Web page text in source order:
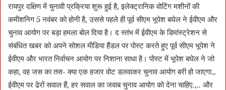
रायपुर दक्षिण में चुनावी प्रक्रिया शुरू हुई है, इलेक्ट्रानिक वोटिंग मशीनों की
कमीशनिग 5 नवंबर को होनी है, उससे पहले ही पूर्व सीएम भूपेश बघेल ने ईवीएम और
चुनाव आयोग पर बड़ा हमला बोल दिया है। द स्तंभ में ईवीएम के डिमांस्ट्रेशन से
संबंधित खबर को अपने सोशल मीडिया हैंडल पर पोस्ट करते हुए पूर्व सीएम भूपेश ने
ईवीएम और भारत निर्वाचन आयोग पर निशाना साधा है। पोस्ट में भूपेश बघेल ने जो
कहा, वह जस का तस- क्या एक हजार वोट डलवाकर चुनाव आयोग बरी हो जाएगा…
ईवीएम पर ढेरों सवाल हैं, हर सवाल का जवाब चुनाव आयोग को देना चाहिए.,.. और